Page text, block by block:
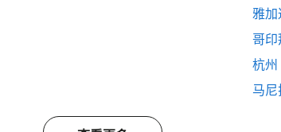
雅加
哥印
杭州
马尼